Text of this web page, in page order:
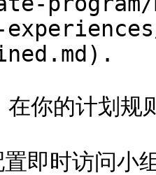
你的计划规
即时访问小